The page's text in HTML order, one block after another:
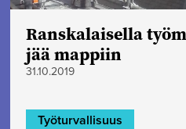
Ranskalaisella
jää mappiin
31.10.2019
Työturvallisuus